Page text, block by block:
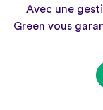
Avec une
Green vous